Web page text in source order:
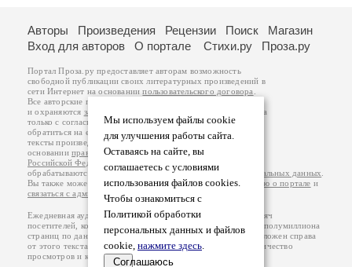
Мы используем файлы cookie
для улучшения работы сайта.
Оставаясь на сайте, вы
соглашаетесь с условиями
использования файлов cookies.
Чтобы ознакомиться с
Политикой обработки
персональных данных и файлов
cookie, нажмите здесь.
Соглашаюсь
Авторы Произведения Рецензии Поиск
Магазин
Вход для авторов
О портале Стихи.ру Проза.ру
Портал Проза.ру предоставляет авторам возможность
свободной публикации своих литературных произведений в
сети Интернет на основаниипользовательского договора
Все авторские права на произведения принадлежат авторам
и охраняются законом
. Перепечатка произведений возможна
только с согласия его автора, к которому вы можете
обратиться на его авторской странице. Ответственность за
тексты произведений авторы несут самостоятельно на
основанииправил публикацииизаконодательства
Российской Федерации
обрабатываются на основанииПолитики обработки персональных данных
Вы также можете посмотреть более подробнуюинформацию о портале и
связаться с администрацией
Ежедневная аудитория портала Проза.ру – порядка 100 тысяч
посетителей, которые в общей сумме просматривают более полумиллиона
страниц по данным счетчика посещаемости, который расположен справа
от этого текста. В каждой графе указано по две цифры: количество
просмотров и количество посетителей.